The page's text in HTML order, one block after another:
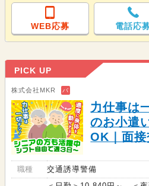
WEB応募 電話応
PICK UP
株式会社MKR バ
力仕事は
のお小遣
OK｜面
職種 交通誘導警備